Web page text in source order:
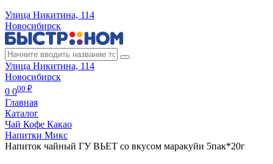
Улица Никитина, 114
Новосибирск
Улица Никитина, 114
Новосибирск
0 000 ₽
Главная
Каталог
Чай Кофе Какао
Напитки Микс
Напиток чайный ГУ ВЬЕТ со вкусом маракуйи 5пак*20г